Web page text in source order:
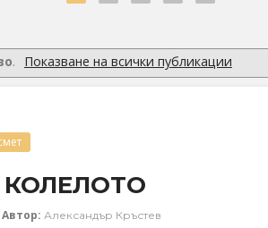
. Показване на всички публикации
Автор: Александър Кръстев